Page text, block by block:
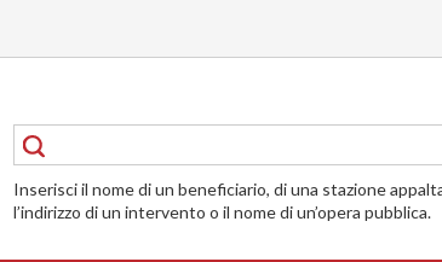
Inserisci il nome di un beneficiario, di una stazione
l’indirizzo di un intervento o il nome di un’opera pubblica.